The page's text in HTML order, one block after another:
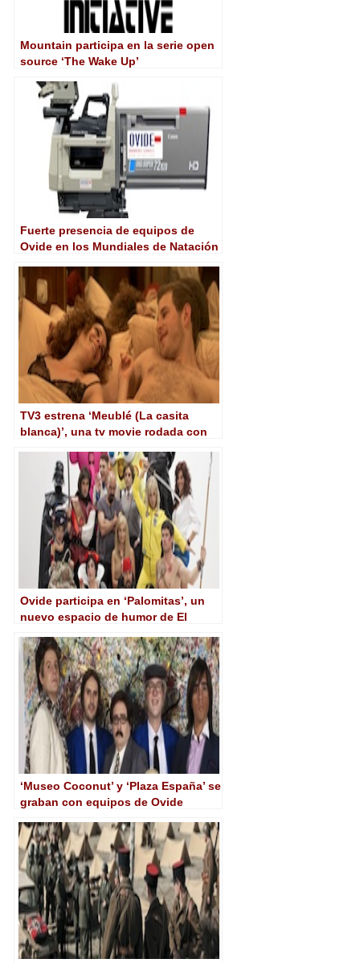
Mountain participa en la serie open
source ‘The Wake Up’
Fuerte presencia de equipos de
Ovide en los Mundiales de Natación
TV3 estrena ‘Meublé (La casita
blanca)’, una tv movie rodada con
Ovide participa en ‘Palomitas’, un
nuevo espacio de humor de El
‘Museo Coconut’ y ‘Plaza España’ se
graban con equipos de Ovide